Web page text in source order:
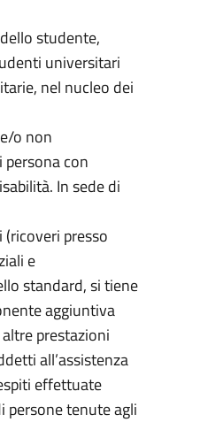
studente,
universitari
nel nucleo dei
o non
con
In sede di
presso
e
standard, si tiene
aggiuntiva
prestazioni
all’assistenza
effettuate
persone tenute agli